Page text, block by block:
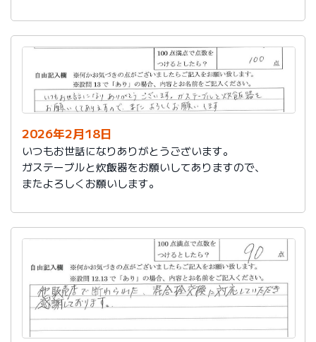
かったです。
これからもよろしくお願いします。
2026年2月18日
いつもお世話になりありがとうございます。
ガステーブルと炊飯器をお願いしてありますので、
またよろしくお願いします。